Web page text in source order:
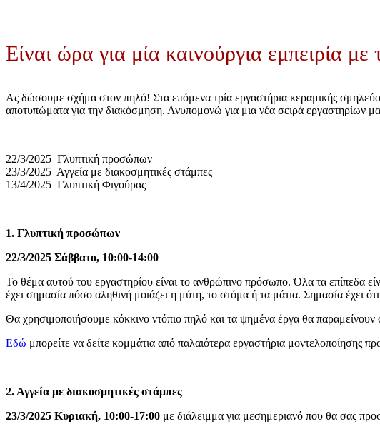
Είναι ώρα για μία καινούργια εμπειρία με
Ας δώσουμε σχήμα στον πηλό! Στα επόμενα τρία εργαστήρια κεραμικής
αποτυπώματα για την διακόσμηση. Ανυπομονώ για μια νέα σειρά εργαστηρίων
22/3/2025 Γλυπτική προσώπων
23/3/2025 Αγγεία με διακοσμητικές στάμπες
13/4/2025 Γλυπτική Φιγούρας
1. Γλυπτική προσώπων
22/3/2025 Σάββατο, 10:00-14:00
Το θέμα αυτού του εργαστηρίου είναι το ανθρώπινο πρόσωπο. Όλα τα επίπεδα
έχει σημασία πόσο αληθινή μοιάζει η μύτη, το στόμα ή τα μάτια. Σημασία έχει
Θα χρησιμοποιήσουμε κόκκινο ντόπιο πηλό και τα ψημένα έργα θα παραμείνουν
Εδώ μπορείτε να δείτε κομμάτια από παλαιότερα εργαστήρια μοντελοποίησης
2. Αγγεία με διακοσμητικές στάμπες
23/3/2025 Κυριακή, 10:00-17:00 με διάλειμμα για μεσημεριανό που θα σας